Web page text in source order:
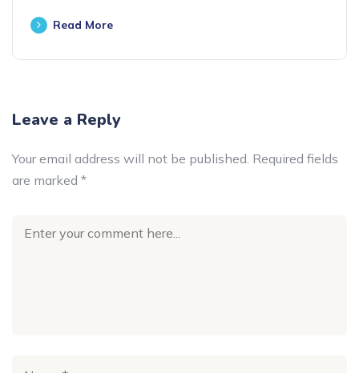
Read More
Leave a Reply
Your email address will not be published. Required fields
are marked *